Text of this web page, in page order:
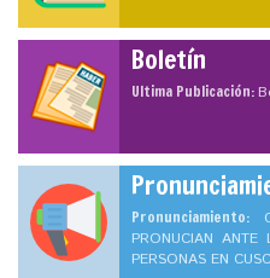
Boletín
Ultima Publicación:
Pronunciamiento:
PRONUCIAN
PERSONAS EN